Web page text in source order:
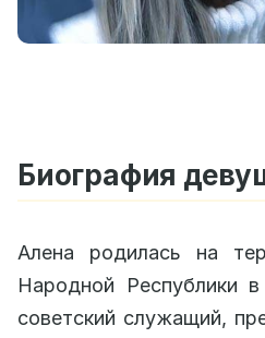
Биография
Алена родилась на
Народной Республики
советский служащий,